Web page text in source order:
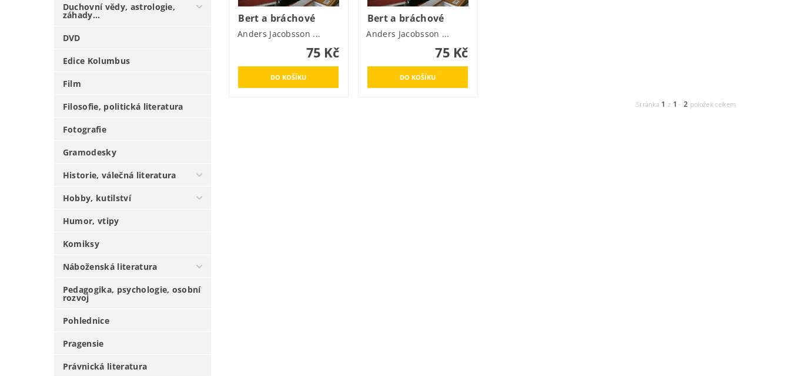
Duchovní vědy, astrologie,
záhady...
DVD
Edice Kolumbus
Film
Filosofie, politická literatura
Fotografie
Gramodesky
Historie, válečná literatura
Hobby, kutilství
Humor, vtipy
Komiksy
Náboženská literatura
Pedagogika, psychologie, osobní
rozvoj
Pohlednice
Pragensie
Právnická literatura
Bert a bráchové
Anders Jacobsson ...
75 Kč
Bert a bráchové
Anders Jacobsson ...
75 Kč
Stránka 1 z 1 -2 položek celkem